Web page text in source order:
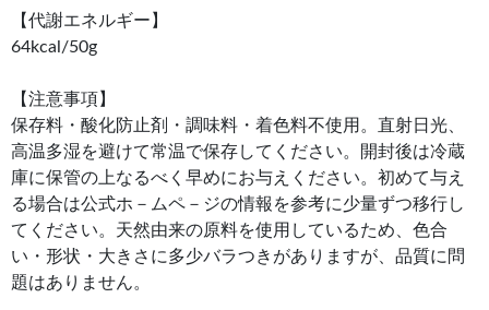
【代謝エネルギー】
64kcal/50g
【注意事項】
保存料・酸化防止剤・調味料・着色料不使用。直射日光、
高温多湿を避けて常温で保存してください。開封後は冷蔵
庫に保管の上なるべく早めにお与えください。初めて与え
る場合は公式ホ－ムペ－ジの情報を参考に少量ずつ移行し
てください。天然由来の原料を使用しているため、色合
い・形状・大きさに多少バラつきがありますが、品質に問
題はありません。